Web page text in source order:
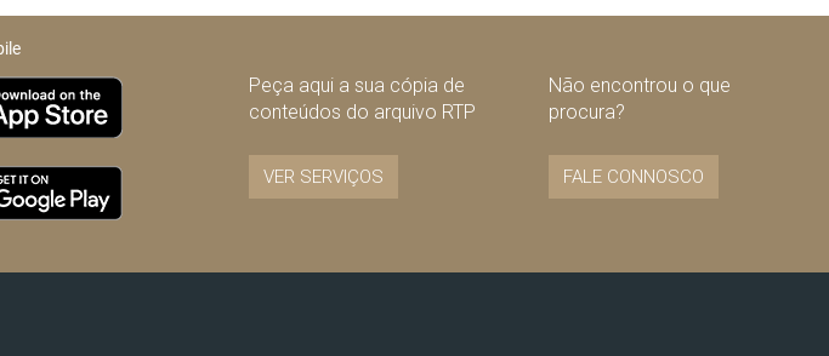
Peça aqui a sua cópia de
conteúdos do arquivo RTP
VER SERVIÇOS
Não encontrou o que
procura?
FALE CONNOSCO